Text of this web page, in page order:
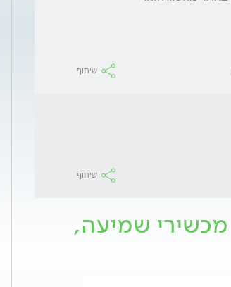
שיתוף
שיתוף
מכשירי שמיעה,